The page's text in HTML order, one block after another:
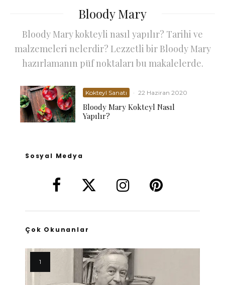
Bloody Mary
Bloody Mary kokteyli nasıl yapılır? Tarihi ve
malzemeleri nelerdir? Lezzetli bir Bloody Mary
hazırlamanın püf noktaları bu makalelerde.
Kokteyl Sanatı · 22 Haziran 2020
Bloody Mary Kokteyl Nasıl
Yapılır?
Sosyal Medya
Çok Okunanlar